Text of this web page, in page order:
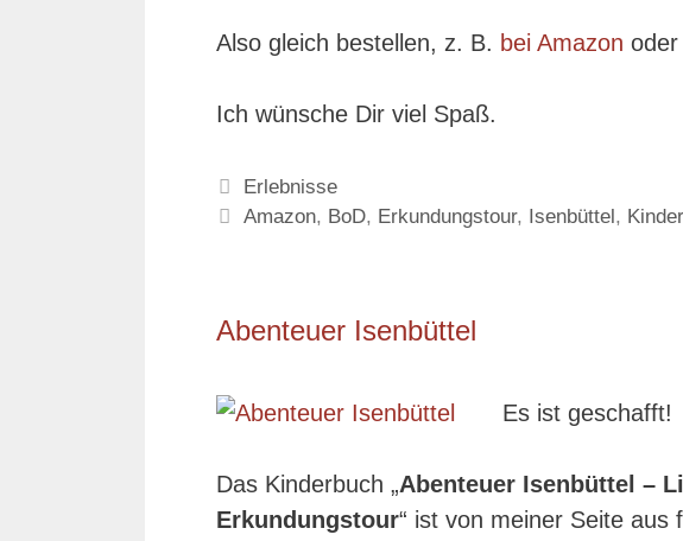
Also gleich bestellen, z. B. bei Amazon
Ich wünsche Dir viel Spaß.
Kategorien
Erlebnisse
Schlagwörter
Amazon, BoD, Erkundungstour, Isenbüttel,
Abenteuer Isenbüttel
Es ist geschafft!
Das Kinderbuch „Abenteuer Isenbüttel –
Erkundungstour“ ist von meiner Seite aus